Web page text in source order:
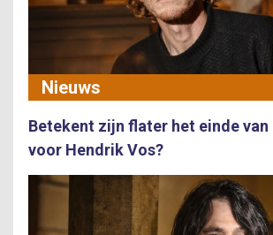
Nieuws
Betekent zijn flater het einde van
voor Hendrik Vos?